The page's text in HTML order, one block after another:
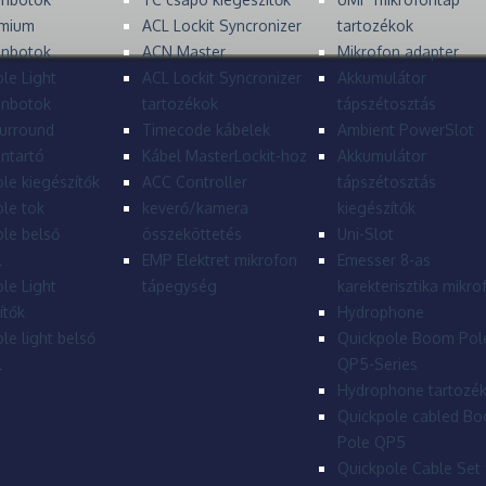
Light
kiegészítők
tok
belső
Light
light belső
ACL Lockit Syncronizer
ACN Master
ACL Lockit Syncronizer
tartozékok
Timecode kábelek
Kábel MasterLockit-hoz
ACC Controller
keverő/kamera
összeköttetés
EMP Elektret mikrofon
tápegység
tartozékok
Mikrofon adapter
Akkumulátor
tápszétosztás
Ambient PowerSlot
Akkumulátor
tápszétosztás
kiegészítők
Uni-Slot
Emesser 8-as
karekterisztika
Hydrophone
Quickpole Boom
QP5-Series
Hydrophone
Quickpole cabled
Pole QP5
Quickpole Cable Set